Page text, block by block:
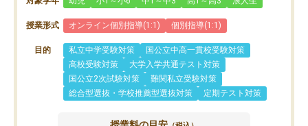
授業形式 オンライン個別指導(1:1) 個別指導(1:1)
目的 私立中学受験対策
国公立中高一貫校受験対策
高校受験対策
大学入学共通テスト対策
国公立2次試験対策
難関私立受験対策
総合型選抜・学校推薦型選抜対策
定期テスト対策